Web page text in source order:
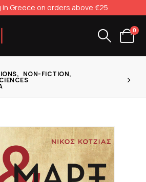
in Greece on orders above €25
0
, NON-FICTION,